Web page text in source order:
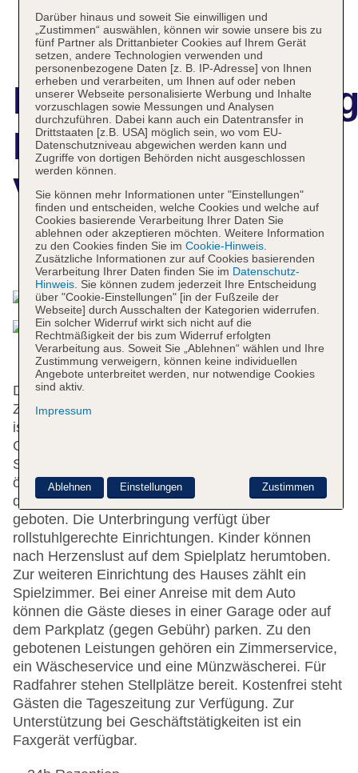
Dorint Bonn
Venusberg
Das bietet Ihre Unterkunft
Das Hotel mit einem Aufzug verfügt über 85
Zimmer. Das freundliche Personal an der Rezeption
ist gerne bei allen Fragen behilflich. Eine
Gepäckaufbewahrung und ein Safe stehen als
Serviceleistungen zur Verfügung. WLAN ist in den
öffentlichen Bereichen verfügbar. Hilfestellung bei
der Buchung von Ausflügen wird am Tourdesk
geboten. Die Unterbringung verfügt über
rollstuhlgerechte Einrichtungen. Kinder können
nach Herzenslust auf dem Spielplatz herumtoben.
Zur weiteren Einrichtung des Hauses zählt ein
Spielzimmer. Bei einer Anreise mit dem Auto
können die Gäste dieses in einer Garage oder auf
dem Parkplatz (gegen Gebühr) parken. Zu den
gebotenen Leistungen gehören ein Zimmerservice,
ein Wäscheservice und eine Münzwäscherei. Für
Radfahrer stehen Stellplätze bereit. Kostenfrei steht
Gästen die Tageszeitung zur Verfügung. Zur
Unterstützung bei Geschäftstätigkeiten ist ein
Faxgerät verfügbar.
Darüber hinaus und soweit Sie einwilligen und
„Zustimmen“ auswählen, können wir sowie unsere bis zu
fünf Partner als Drittanbieter Cookies auf Ihrem Gerät
setzen, andere Technologien verwenden und
personenbezogene Daten [z. B. IP-Adresse] von Ihnen
erheben und verarbeiten, um Ihnen auf oder neben
unserer Webseite personalisierte Werbung und Inhalte
vorzuschlagen sowie Messungen und Analysen
durchzuführen. Dabei kann auch ein Datentransfer in
Drittstaaten [z.B. USA] möglich sein, wo vom EU-
Datenschutzniveau abgewichen werden kann und
Zugriffe von dortigen Behörden nicht ausgeschlossen
werden können.
Sie können mehr Informationen unter "Einstellungen"
finden und entscheiden, welche Cookies und welche auf
Cookies basierende Verarbeitung Ihrer Daten Sie
ablehnen oder akzeptieren möchten. Weitere Information
zu den Cookies finden Sie im Cookie-Hinweis.
Zusätzliche Informationen zur auf Cookies basierenden
Verarbeitung Ihrer Daten finden Sie im Datenschutz-
Hinweis. Sie können zudem jederzeit Ihre Entscheidung
über "Cookie-Einstellungen" [in der Fußzeile der
Webseite] durch Ausschalten der Kategorien widerrufen.
Ein solcher Widerruf wirkt sich nicht auf die
Rechtmäßigkeit der bis zum Widerruf erfolgten
Verarbeitung aus. Soweit Sie „Ablehnen“ wählen und Ihre
Zustimmung verweigern, können keine individuellen
Angebote unterbreitet werden, nur notwendige Cookies
sind aktiv.
Impressum
Zustimmen
Ablehnen Einstellungen